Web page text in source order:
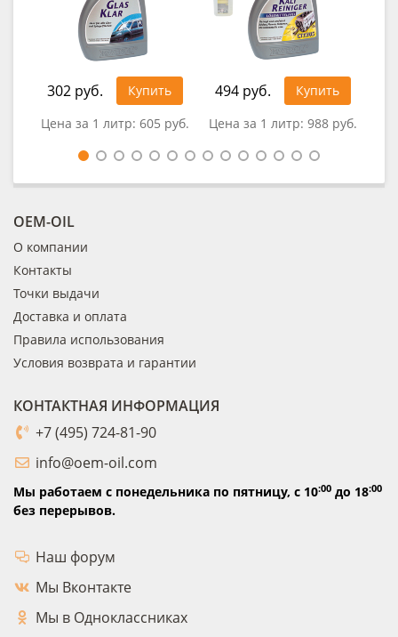
302 руб.
Купить
Цена за 1 литр: 605 руб.
494 руб.
Купить
Цена за 1 литр: 988 руб.
OEM-OIL
О компании
Контакты
Точки выдачи
Доставка и оплата
Правила использования
Условия возврата и гарантии
КОНТАКТНАЯ ИНФОРМАЦИЯ
+7 (495) 724-81-90
info@oem-oil.com
Мы работаем с понедельника по пятницу, с 10:00 до 18:00
без перерывов.
Наш форум
Мы Вконтакте
Мы в Одноклассниках